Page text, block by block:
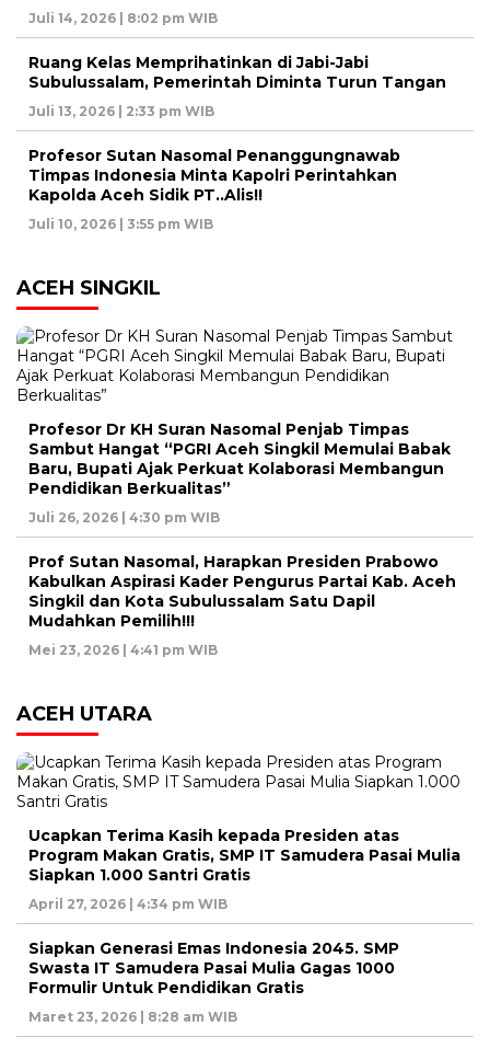
Juli 14, 2026 | 8:02 pm WIB
Ruang Kelas Memprihatinkan di Jabi-Jabi
Subulussalam, Pemerintah Diminta Turun Tangan
Juli 13, 2026 | 2:33 pm WIB
Profesor Sutan Nasomal Penanggungnawab
Timpas Indonesia Minta Kapolri Perintahkan
Kapolda Aceh Sidik PT..Alis!!
Juli 10, 2026 | 3:55 pm WIB
ACEH SINGKIL
Profesor Dr KH Suran Nasomal Penjab Timpas
Sambut Hangat “PGRI Aceh Singkil Memulai Babak
Baru, Bupati Ajak Perkuat Kolaborasi Membangun
Pendidikan Berkualitas”
Juli 26, 2026 | 4:30 pm WIB
Prof Sutan Nasomal, Harapkan Presiden Prabowo
Kabulkan Aspirasi Kader Pengurus Partai Kab. Aceh
Singkil dan Kota Subulussalam Satu Dapil
Mudahkan Pemilih!!!
Mei 23, 2026 | 4:41 pm WIB
ACEH UTARA
Ucapkan Terima Kasih kepada Presiden atas
Program Makan Gratis, SMP IT Samudera Pasai Mulia
Siapkan 1.000 Santri Gratis
April 27, 2026 | 4:34 pm WIB
Siapkan Generasi Emas Indonesia 2045. SMP
Swasta IT Samudera Pasai Mulia Gagas 1000
Formulir Untuk Pendidikan Gratis
Maret 23, 2026 | 8:28 am WIB